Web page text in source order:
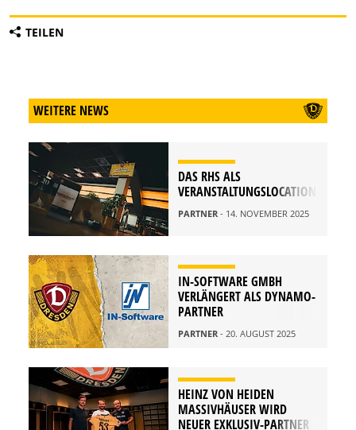
TEILEN
WEITERE NEWS
DAS RHS ALS
VERANSTALTUNGSLOCATION
PARTNER - 14. NOVEMBER 2025
IN-SOFTWARE GMBH
VERLÄNGERT ALS DYNAMO-
PARTNER
PARTNER - 20. AUGUST 2025
HEINZ VON HEIDEN
MASSIVHÄUSER WIRD
NEUER EXKLUSIV-PARTNER